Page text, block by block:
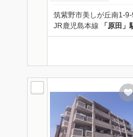
筑紫野市美しが丘南1-9-
JR鹿児島本線 「原田」